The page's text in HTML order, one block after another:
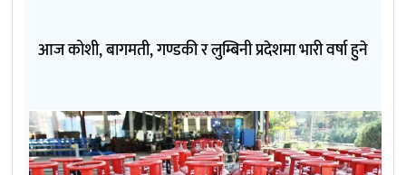
आज कोशी, बागमती, गण्डकी र लुम्बिनी प्रदेशमा भारी वर्षा हुने